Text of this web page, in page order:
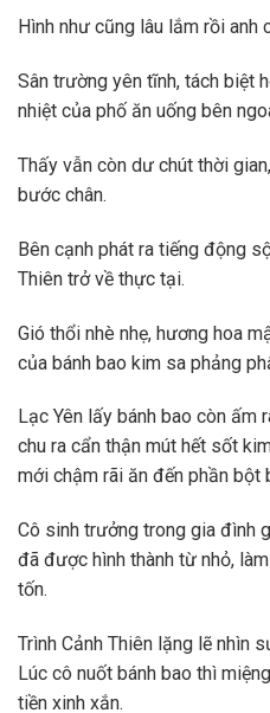
Hình như cũng lâu lắm rồi anh
Sân trường yên tĩnh, tách biệt
nhiệt của phố ăn uống bên
Thấy vẫn còn dư chút thời
bước chân.
Bên cạnh phát ra tiếng động
Thiên trở về thực tại.
Gió thổi nhè nhẹ, hương hoa
của bánh bao kim sa phảng
Lạc Yên lấy bánh bao còn ấm
chu ra cẩn thận mút hết sốt
mới chậm rãi ăn đến phần bột
Cô sinh trưởng trong gia đình
đã được hình thành từ nhỏ,
tốn.
Trình Cảnh Thiên lặng lẽ nhìn
Lúc cô nuốt bánh bao thì
tiền xinh xắn.